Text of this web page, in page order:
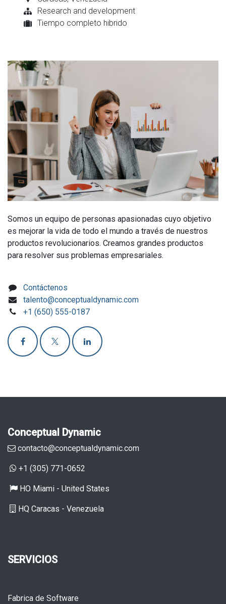
Research and development
Tiempo completo hibrido
Somos un equipo de personas apasionadas cuyo objetivo
es mejorar la vida de todo el mundo a través de nuestros
productos revolucionarios. Creamos grandes productos
para resolver sus problemas empresariales.
Contáctenos
talento@conceptualdynamic.com
+1 (650) 555-0187
Conceptual Dynamic
contacto@conceptualdynamic.com
+1 (305) 771-0652
HO ​Miami - United States
HQ Caracas - Venezuela
SERVICIOS
Fabrica de Software